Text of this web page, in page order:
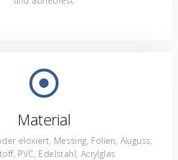
Material
eloxiert, Messing, Folien, Aluguss,
PVC, Edelstahl, Acrylglas